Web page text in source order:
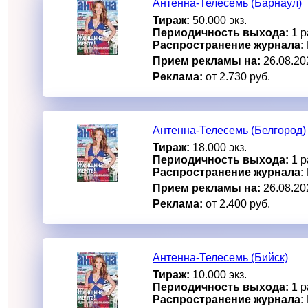
Антенна-Телесемь (Барнаул)
Тираж: 50.000 экз.
Периодичность выхода: 1
Распространение журнала:
Прием рекламы на:
Реклама: от 2.730 руб.
Антенна-Телесемь (Белгород)
Тираж: 18.000 экз.
Периодичность выхода: 1
Распространение журнала:
Прием рекламы на:
Реклама: от 2.400 руб.
Антенна-Телесемь (Бийск)
Тираж: 10.000 экз.
Периодичность выхода: 1
Распространение журнала: